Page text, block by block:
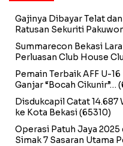
Gajinya Dibayar Telat
Ratusan Sekuriti
Summarecon Bekasi
Perluasan Club House
Pemain Terbaik AFF U-
Ganjar “Bocah Cikunir”…
Disdukcapil Catat
ke Kota Bekasi(65310)
Operasi Patuh Jaya
Simak 7 Sasaran Utama